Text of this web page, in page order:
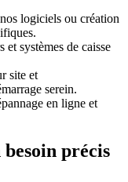
logiciels ou création
et systèmes de caisse
site et
serein.
en ligne et
précis